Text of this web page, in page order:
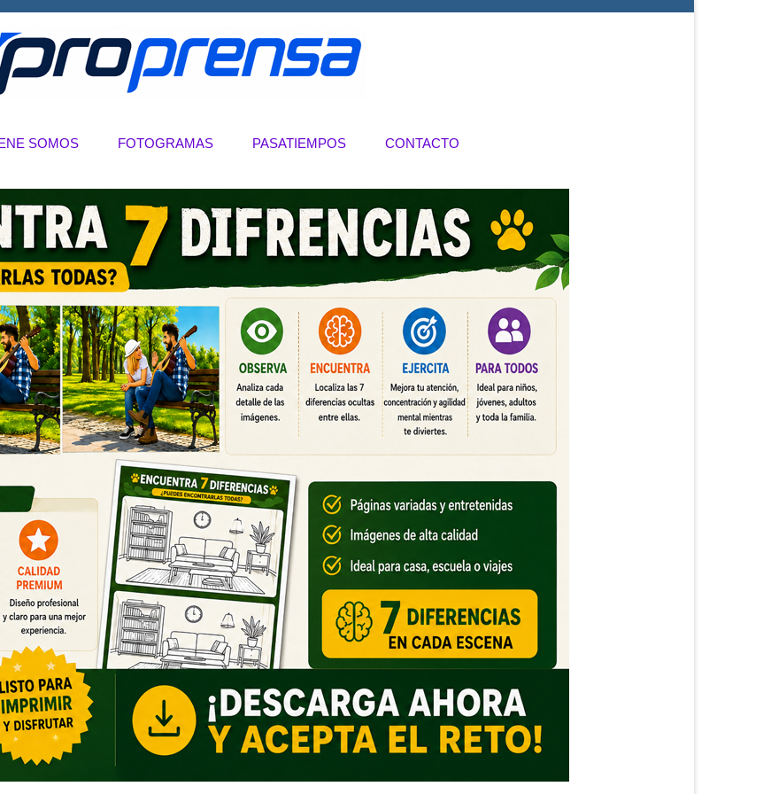
SOMOS FOTOGRAMAS PASATIEMPOS CONTACTO